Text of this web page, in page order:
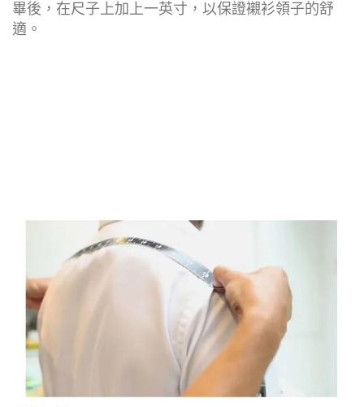
畢後，在尺子上加上一英寸，以保證襯衫領子的舒
適。